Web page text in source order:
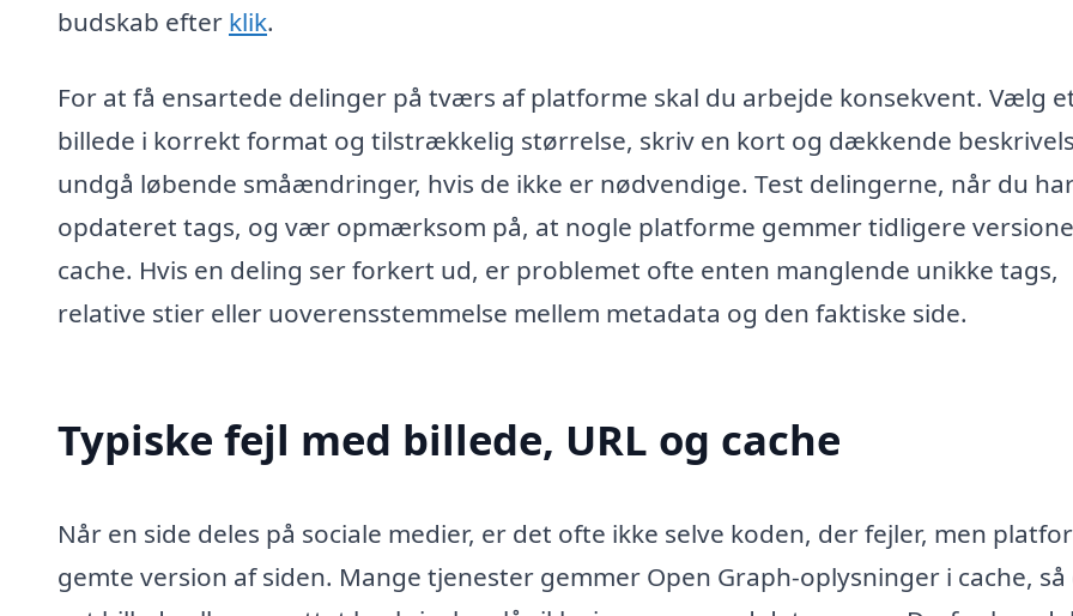
budskab efter klik.
For at få ensartede delinger på tværs af platforme skal du arbejde konsekvent. Vælg
billede i korrekt format og tilstrækkelig størrelse, skriv en kort og dækkende
undgå løbende småændringer, hvis de ikke er nødvendige. Test delingerne, når du
opdateret tags, og vær opmærksom på, at nogle platforme gemmer tidligere
cache. Hvis en deling ser forkert ud, er problemet ofte enten manglende unikke tags,
relative stier eller uoverensstemmelse mellem metadata og den faktiske side.
Typiske fejl med billede, URL og cache
Når en side deles på sociale medier, er det ofte ikke selve koden, der fejler, men
gemte version af siden. Mange tjenester gemmer Open Graph-oplysninger i cache, så